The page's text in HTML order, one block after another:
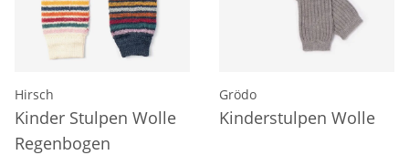
Hirsch
Kinder Stulpen Wolle
Regenbogen
Grödo
Kinderstulpen Wolle